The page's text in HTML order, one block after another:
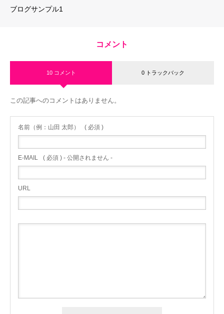
ブログサンプル1
コメント
10 コメント 0 トラックバック
この記事へのコメントはありません。
名前（例：山田 太郎） ( 必須 )
E-MAIL ( 必須 ) - 公開されません -
URL